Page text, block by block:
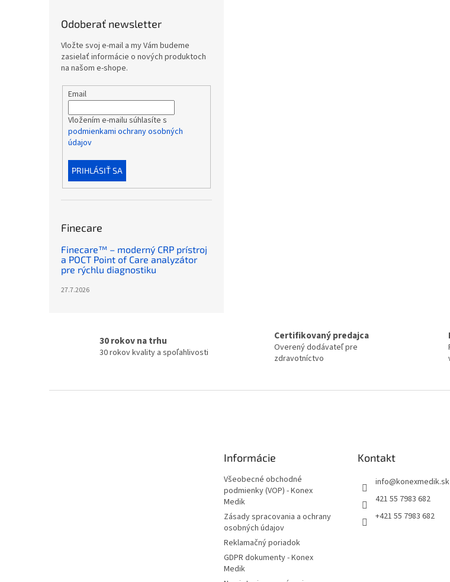
Odoberať newsletter
Vložte svoj e-mail a my Vám budeme
zasielať informácie o nových produktoch
na našom e-shope.
Email
Vložením e-mailu súhlasíte s
podmienkami ochrany osobných
údajov
PRIHLÁSIŤ SA
Finecare
Finecare™ – moderný CRP prístroj
a POCT Point of Care analyzátor
pre rýchlu diagnostiku
27.7.2026
30 rokov na trhu
30 rokov kvality a spoľahlivosti
Certifikovaný predajca
Overený dodávateľ pre
zdravotníctvo
Informácie
Všeobecné obchodné
podmienky (VOP) - Konex
Medik
Zásady spracovania a ochrany
osobných údajov
Reklamačný poriadok
GDPR dokumenty - Konex
Medik
Kontakt
info@konexmedik.sk
421 55 7983 682
+421 55 7983 682